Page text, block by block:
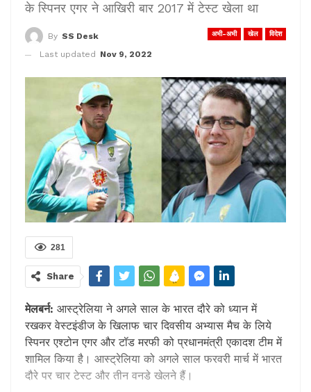
के स्पिनर एगर ने आखिरी बार 2017 में टेस्ट खेला था
अभी-अभी खेल विदेश
By SS Desk
Last updated
Nov 9, 2022
281
Share
मेलबर्न: आस्ट्रेलिया ने अगले साल के भारत दौरे को ध्यान में
रखकर वेस्टइंडीज के खिलाफ चार दिवसीय अभ्यास मैच के लिये
स्पिनर एश्टोन एगर और टॉड मरफी को प्रधानमंत्री एकादश टीम में
शामिल किया है। आस्ट्रेलिया को अगले साल फरवरी मार्च में भारत
दौरे पर चार टेस्ट और तीन वनडे खेलने हैं।